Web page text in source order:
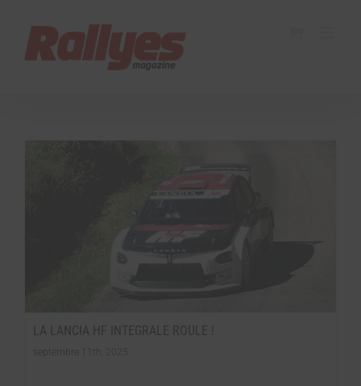
LA LANCIA HF INTEGRALE ROULE !
septembre 11th, 2025